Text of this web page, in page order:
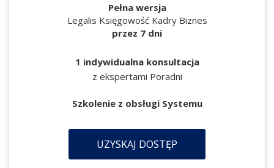
Pełna wersja
Legalis Księgowość Kadry Biznes
przez 7 dni
1 indywidualna konsultacja
z ekspertami Poradni
Szkolenie z obsługi Systemu
UZYSKAJ DOSTĘP